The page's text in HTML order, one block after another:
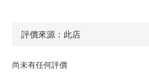
尚未有任何評價